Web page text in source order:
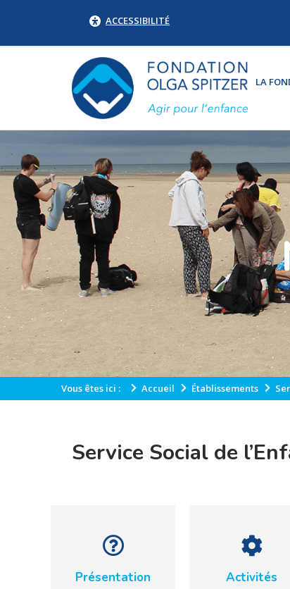
ACCESSIBILITÉ
LA
Vous êtes ici : Accueil Établissements
Service Social de
Présentation Activités